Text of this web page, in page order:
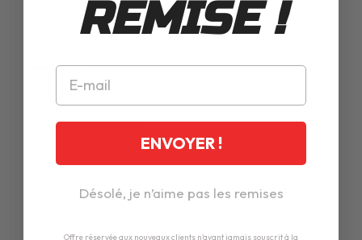
Filtrer Avis
France
REMISE !
ENVOYER !
Désolé, je n’aime pas les remises
Offre réservée aux nouveaux clients n'ayant jamais souscrit à la